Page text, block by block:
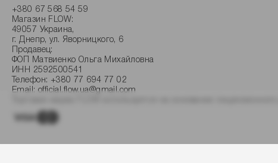
+380 67 568 54 59
Магазин FLOW:
49057 Украина,
г. Днепр, ул. Яворницкого, 6
Продавец:
ФОП Матвиенко Ольга Михайловна
ИНН 2592500541
Телефон: +380 77 694 77 02
Email: official.flow.ua@gmail.com